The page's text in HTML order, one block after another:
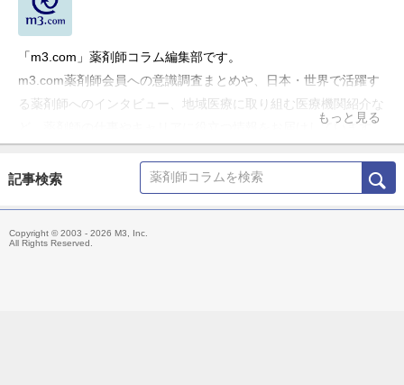
「m3.com」薬剤師コラム編集部です。
m3.com薬剤師会員への意識調査まとめや、日本・世界で活躍す
る薬剤師へのインタビュー、地域医療に取り組む医療機関紹介な
ど、薬剤師の仕事やキャリアに役立つ情報をお届けしています。
もっと見る
記事検索
Copyright © 2003 - 2026 M3, Inc.
All Rights Reserved.